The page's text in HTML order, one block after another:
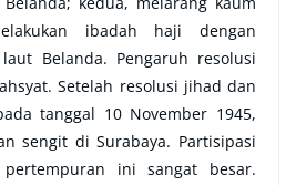
ibadah haji dengan
Belanda. Pengaruh resolusi
Setelah resolusi jihad dan
tanggal 10 November 1945,
sengit di Surabaya. Partisipasi
ini sangat besar.